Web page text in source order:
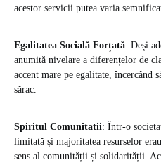
acestor servicii putea varia
Egalitatea Socială Forțată: Deși
anumită nivelare a diferențelor de
accent mare pe egalitate, încercând
sărac.
Spiritul Comunitatii: Într-o
limitată și majoritatea resurselor
sens al comunității și solidarității.